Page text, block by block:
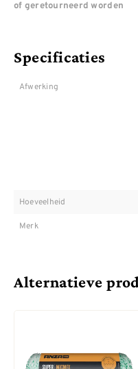
of geretourneerd worden
Specificaties
Afwerking
Hoeveelheid
Merk
Alternatieve